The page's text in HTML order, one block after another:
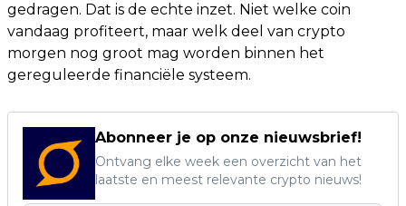
gedragen. Dat is de echte inzet. Niet welke coin
vandaag profiteert, maar welk deel van crypto
morgen nog groot mag worden binnen het
gereguleerde financiële systeem.
Abonneer je op onze nieuwsbrief!
Ontvang elke week een overzicht van het
laatste en meest relevante crypto nieuws!